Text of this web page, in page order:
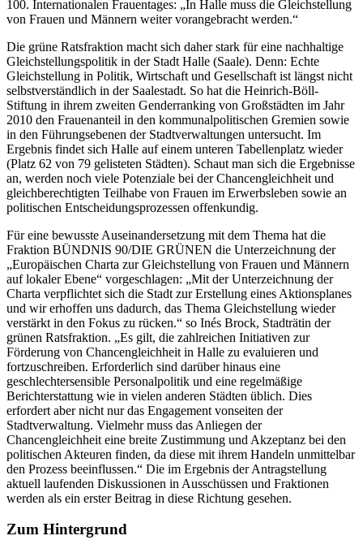
100. Internationalen Frauentages: „In Halle muss die Gleichstellung
von Frauen und Männern weiter vorangebracht werden.“
Die grüne Ratsfraktion macht sich daher stark für eine nachhaltige
Gleichstellungspolitik in der Stadt Halle (Saale). Denn: Echte
Gleichstellung in Politik, Wirtschaft und Gesellschaft ist längst nicht
selbstverständlich in der Saalestadt. So hat die Heinrich-Böll-
Stiftung in ihrem zweiten Genderranking von Großstädten im Jahr
2010 den Frauenanteil in den kommunalpolitischen Gremien sowie
in den Führungsebenen der Stadtverwaltungen untersucht. Im
Ergebnis findet sich Halle auf einem unteren Tabellenplatz wieder
(Platz 62 von 79 gelisteten Städten). Schaut man sich die Ergebnisse
an, werden noch viele Potenziale bei der Chancengleichheit und
gleichberechtigten Teilhabe von Frauen im Erwerbsleben sowie an
politischen Entscheidungsprozessen offenkundig.
Für eine bewusste Auseinandersetzung mit dem Thema hat die
Fraktion BÜNDNIS 90/DIE GRÜNEN die Unterzeichnung der
„Europäischen Charta zur Gleichstellung von Frauen und Männern
auf lokaler Ebene“ vorgeschlagen: „Mit der Unterzeichnung der
Charta verpflichtet sich die Stadt zur Erstellung eines Aktionsplanes
und wir erhoffen uns dadurch, das Thema Gleichstellung wieder
verstärkt in den Fokus zu rücken.“ so Inés Brock, Stadträtin der
grünen Ratsfraktion. „Es gilt, die zahlreichen Initiativen zur
Förderung von Chancengleichheit in Halle zu evaluieren und
fortzuschreiben. Erforderlich sind darüber hinaus eine
geschlechtersensible Personalpolitik und eine regelmäßige
Berichterstattung wie in vielen anderen Städten üblich. Dies
erfordert aber nicht nur das Engagement vonseiten der
Stadtverwaltung. Vielmehr muss das Anliegen der
Chancengleichheit eine breite Zustimmung und Akzeptanz bei den
politischen Akteuren finden, da diese mit ihrem Handeln unmittelbar
den Prozess beeinflussen.“ Die im Ergebnis der Antragstellung
aktuell laufenden Diskussionen in Ausschüssen und Fraktionen
werden als ein erster Beitrag in diese Richtung gesehen.
Zum Hintergrund